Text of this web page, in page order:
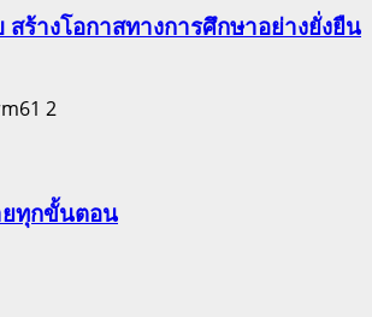
างโอกาสทางการศึกษาอย่างยั่งยืน
2
ยทุกขั้นตอน